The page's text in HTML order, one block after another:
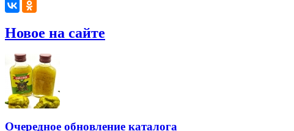
Новое на сайте
Очередное обновление каталога